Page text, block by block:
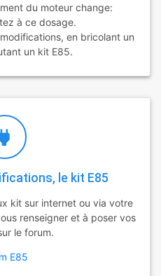
du moteur change:
à ce dosage.
en bricolant un
un kit E85.
le kit E85
kit sur internet ou via votre
renseigner et à poser vos
le forum.
E85